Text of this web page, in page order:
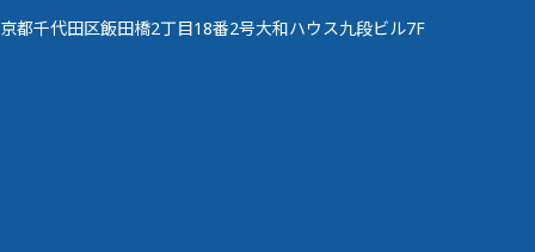
都千代田区飯田橋2丁目18番2号大和ハウス九段ビル7F